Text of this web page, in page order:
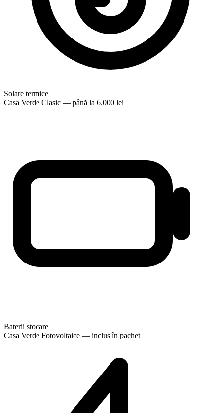
Solare termice
Casa Verde Clasic — până la 6.000 lei
Baterii stocare
Casa Verde Fotovoltaice — inclus în pachet